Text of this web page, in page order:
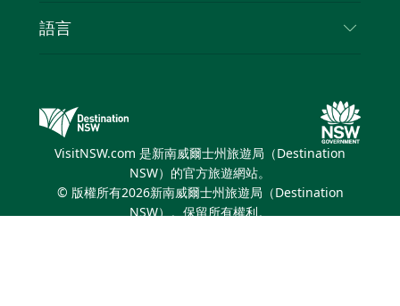
活動
新南威爾斯的商業
新南威爾士州旅遊局（Destination NSW）媒體中
繽紛悉尼燈光音樂節
語言
VisitNSW.com 是新南威爾士州旅遊局（Destination
NSW）的官方旅遊網站。
© 版權所有2026新南威爾士州旅遊局（Destination
NSW）。保留所有權利。